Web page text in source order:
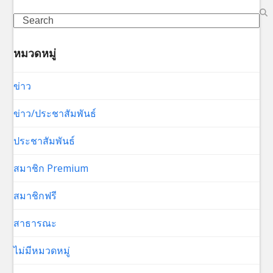
Search
หมวดหมู่
ข่าว
ข่าว/ประชาสัมพันธ์
ประชาสัมพันธ์
สมาชิก Premium
สมาชิกฟรี
สาธารณะ
ไม่มีหมวดหมู่